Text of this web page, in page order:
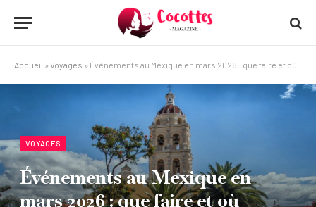
Accueil » Voyages » Événements au Mexique en mars 2026 : que faire et où
VOYAGES
Événements au Mexique en
mars 2026 : que faire et où